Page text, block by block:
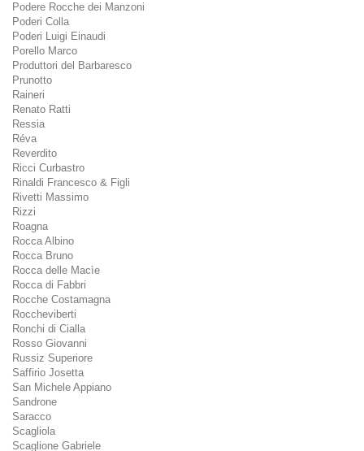
Podere Rocche dei Manzoni
Poderi Colla
Poderi Luigi Einaudi
Porello Marco
Produttori del Barbaresco
Prunotto
Raineri
Renato Ratti
Ressia
Réva
Reverdito
Ricci Curbastro
Rinaldi Francesco & Figli
Rivetti Massimo
Rizzi
Roagna
Rocca Albino
Rocca Bruno
Rocca delle Macìe
Rocca di Fabbri
Rocche Costamagna
Roccheviberti
Ronchi di Cialla
Rosso Giovanni
Russiz Superiore
Saffirio Josetta
San Michele Appiano
Sandrone
Saracco
Scagliola
Scaglione Gabriele